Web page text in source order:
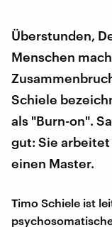
Überstunden,
Menschen
Schiele
als "Burn-on".
gut: Sie
einen Master.
Timo Schiele ist